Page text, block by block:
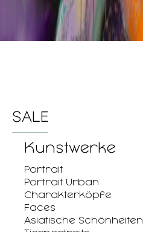
SALE
Kunstwerke
Portrait
Portrait Urban
Charakterköpfe
Faces
Asiatische Schönheiten